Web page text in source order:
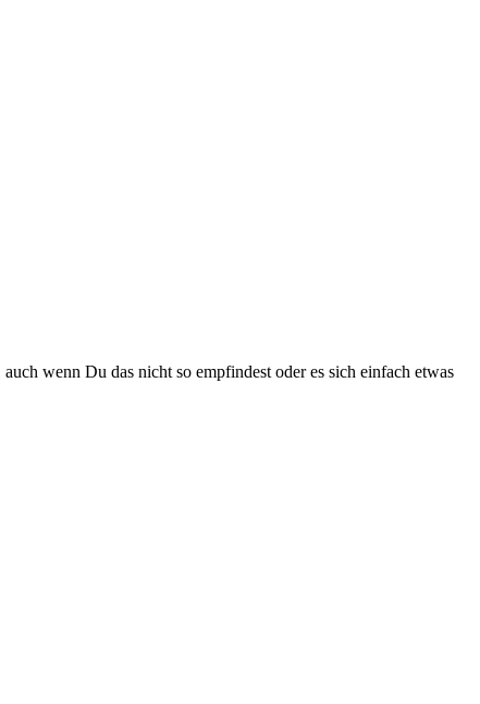
wenn Du das nicht so empfindest oder es sich einfach etwas